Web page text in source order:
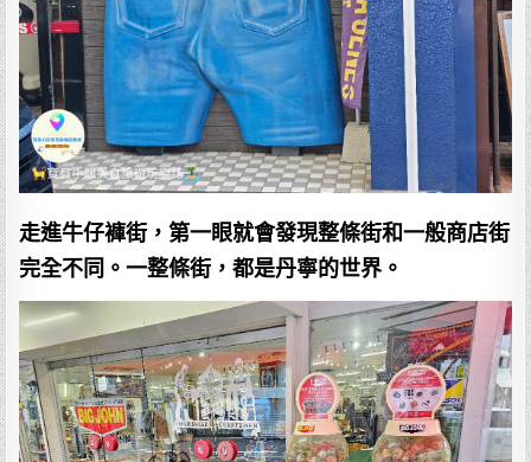
走進牛仔褲街，第一眼就會發現整條街和一般商店街
完全不同。一整條街，都是丹寧的世界。